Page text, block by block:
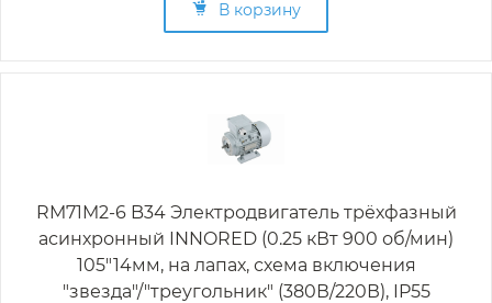
В корзину
RM71M2-6 B34 Электродвигатель трёхфазный
асинхронный INNORED (0.25 кВт 900 об/мин)
105"14мм, на лапах, схема включения
"звезда"/"треугольник" (380В/220В), IP55